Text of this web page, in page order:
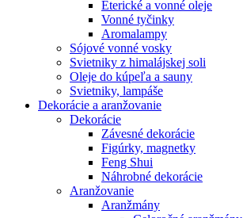
Éterické a vonné oleje
Vonné tyčinky
Aromalampy
Sójové vonné vosky
Svietniky z himalájskej soli
Oleje do kúpeľa a sauny
Svietniky, lampáše
Dekorácie a aranžovanie
Dekorácie
Závesné dekorácie
Figúrky, magnetky
Feng Shui
Náhrobné dekorácie
Aranžovanie
Aranžmány